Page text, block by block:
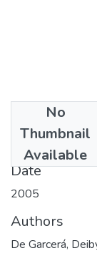
No
Thumbnail
Available
6533-21-
Date
2005
Authors
De Garcerá,